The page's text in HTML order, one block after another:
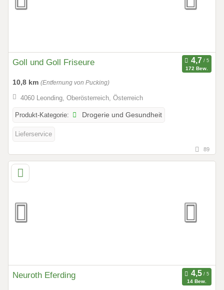
Goll und Goll Friseure
172 Bew.
10,8 km (Entfernung von Pucking)
4060 Leonding, Oberösterreich, Österreich
Produkt-Kategorie: Drogerie und Gesundheit
Lieferservice
89
Neuroth Eferding
14 Bew.